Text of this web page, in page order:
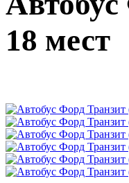
18 мест